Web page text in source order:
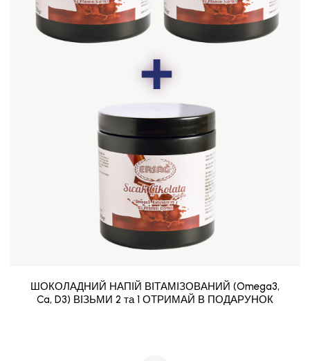
ШОКОЛАДНИЙ НАПІЙ ВІТАМІЗОВАНИЙ (Omega3,
Ca, D3) ВІЗЬМИ 2 та 1 ОТРИМАЙ В ПОДАРУНОК